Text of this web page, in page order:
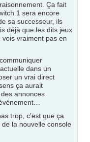
Ça fait
1 sera encore
sa successeur, ils
déjà que les dits jeux
vraiment pas en
dans un
un vrai direct
ça aurait
annonces
trop, c’est que ça
la nouvelle console